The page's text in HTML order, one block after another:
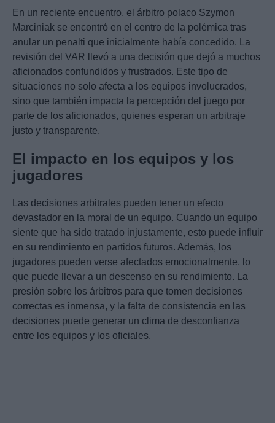
En un reciente encuentro, el árbitro polaco Szymon
Marciniak se encontró en el centro de la polémica tras
anular un penalti que inicialmente había concedido. La
revisión del VAR llevó a una decisión que dejó a muchos
aficionados confundidos y frustrados. Este tipo de
situaciones no solo afecta a los equipos involucrados,
sino que también impacta la percepción del juego por
parte de los aficionados, quienes esperan un arbitraje
justo y transparente.
El impacto en los equipos y los
jugadores
Las decisiones arbitrales pueden tener un efecto
devastador en la moral de un equipo. Cuando un equipo
siente que ha sido tratado injustamente, esto puede influir
en su rendimiento en partidos futuros. Además, los
jugadores pueden verse afectados emocionalmente, lo
que puede llevar a un descenso en su rendimiento. La
presión sobre los árbitros para que tomen decisiones
correctas es inmensa, y la falta de consistencia en las
decisiones puede generar un clima de desconfianza
entre los equipos y los oficiales.